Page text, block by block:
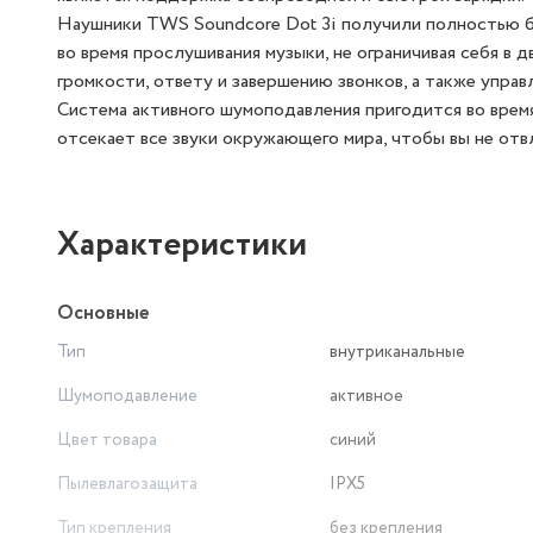
Наушники TWS Soundcore Dot 3i получили полностью
во время прослушивания музыки, не ограничивая себя
громкости, ответу и завершению звонков, а также
Система активного шумоподавления пригодится во
отсекает все звуки окружающего мира, чтобы вы не
Характеристики
Основные
Тип
внутриканальные
Шумоподавление
активное
Цвет товара
синий
Пылевлагозащита
IPX5
Тип крепления
без крепления